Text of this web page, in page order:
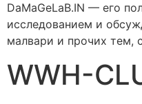
DaMaGeLaB.IN — его
исследованием и
малвари и прочих тем,
WWH-